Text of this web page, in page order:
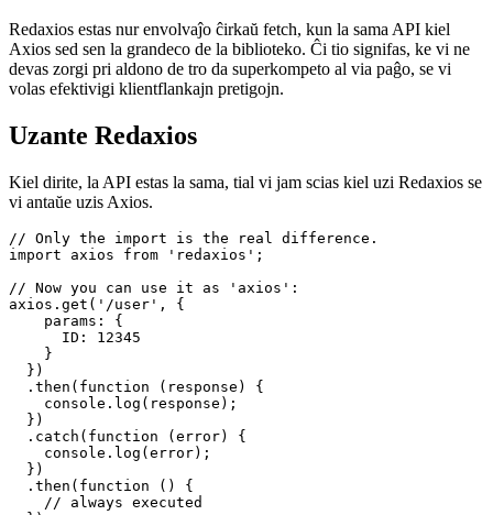
Envolvaĵo ĉirkaŭ "kapti"
Redaxios estas nur envolvaĵo ĉirkaŭ fetch, kun la sama API kiel
Axios sed sen la grandeco de la biblioteko. Ĉi tio signifas, ke vi ne
devas zorgi pri aldono de tro da superkompeto al via paĝo, se vi
volas efektivigi klientflankajn pretigojn.
Uzante Redaxios
Kiel dirite, la API estas la sama, tial vi jam scias kiel uzi Redaxios se
vi antaŭe uzis Axios.
// Only the import is the real difference.
import axios from 'redaxios';
// Now you can use it as 'axios':
axios.get('/user', {
    params: {
      ID: 12345
    }
  })
  .then(function (response) {
    console.log(response);
  })
  .catch(function (error) {
    console.log(error);